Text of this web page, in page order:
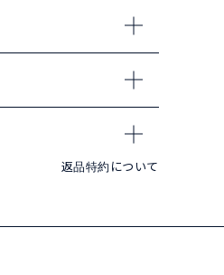
返品特約について